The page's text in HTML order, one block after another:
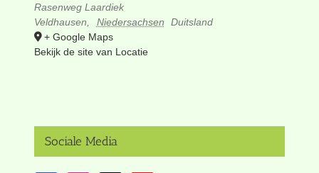
Rasenweg Laardiek
Veldhausen
Niedersachsen
Duitsland
+ Google Maps
Bekijk de site van Locatie
Sociale Media